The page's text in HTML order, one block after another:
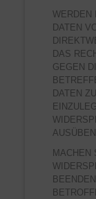
WERDEN
DATEN
DAS
GEGEN
DATEN
AUSÜBEN.
MACHEN